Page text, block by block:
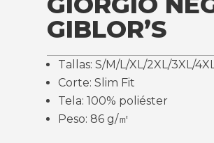
GIBLOR’S
Tallas: S/M/L/XL/2XL/3XL/
Corte: Slim Fit
Tela: 100% poliéster
Peso: 86 g/㎡